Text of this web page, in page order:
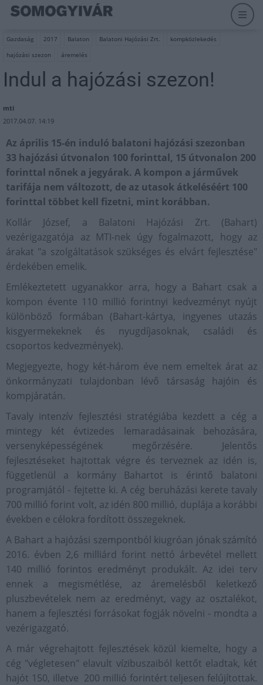
Gazdaság 2017 Balaton Balatoni Hajózási Zrt.
kompközlekedés
hajózási szezon
áremelés
Indul a hajózási szezon!
mti
2017.04.07. 14:19
Az április 15-én induló balatoni hajózási szezonban
33 hajózási útvonalon 100 forinttal, 15 útvonalon 200
forinttal nőnek a jegyárak. A kompon a járművek
tarifája nem változott, de az utasok átkeléséért 100
forinttal többet kell fizetni, mint korábban.
Kollár József, a Balatoni Hajózási Zrt. (Bahart)
vezérigazgatója az MTI-nek úgy fogalmazott, hogy az
árakat "a szolgáltatások szükséges és elvárt fejlesztése"
érdekében emelik.
Emlékeztetett ugyanakkor arra, hogy a Bahart csak a
kompon évente 110 millió forintnyi kedvezményt nyújt
különböző formában (Bahart-kártya, ingyenes utazás
kisgyermekeknek és nyugdíjasoknak, családi és
csoportos kedvezmények).
Megjegyezte, hogy két-három éve nem emeltek árat az
önkormányzati tulajdonban lévő társaság hajóin és
kompjáratán.
Tavaly intenzív fejlesztési stratégiába kezdett a cég a
mintegy két évtizedes lemaradásainak behozására,
versenyképességének megőrzésére. Jelentős
fejlesztéseket hajtottak végre és terveznek az idén is,
függetlenül a kormány Bahartot is érintő balatoni
programjától - fejtette ki. A cég beruházási kerete tavaly
700 millió forint volt, az idén 800 millió, duplája a korábbi
években e célokra fordított összegeknek.
A Bahart a hajózási szempontból kiugróan jónak számító
2016. évben 2,6 milliárd forint nettó árbevétel mellett
140 millió forintos eredményt produkált. Az idei terv
ennek a megismétlése, az áremelésből keletkező
pluszbevételek nem az eredményt, vagy az osztalékot,
hanem a fejlesztési forrásokat fogják növelni - mondta a
vezérigazgató.
A már végrehajtott fejlesztések közül kiemelte, hogy a
cég "végletesen" elavult vízibuszaiból kettőt eladtak, két
hajót 150, illetve 200 millió forintért teljesen felújítottak.